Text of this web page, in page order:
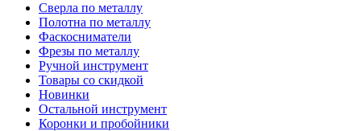
Сверла по металлу
Полотна по металлу
Фаскосниматели
Фрезы по металлу
Ручной инструмент
Товары со скидкой
Новинки
Остальной инструмент
Коронки и пробойники